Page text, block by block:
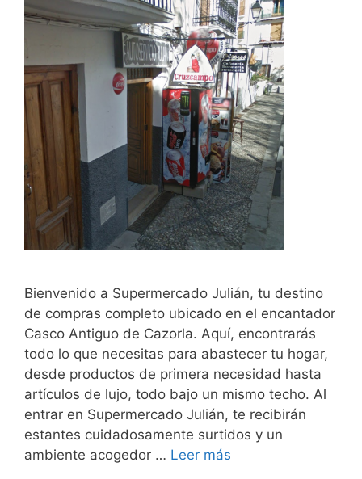
Bienvenido a Supermercado Julián, tu destino
de compras completo ubicado en el encantador
Casco Antiguo de Cazorla. Aquí, encontrarás
todo lo que necesitas para abastecer tu hogar,
desde productos de primera necesidad hasta
artículos de lujo, todo bajo un mismo techo. Al
entrar en Supermercado Julián, te recibirán
estantes cuidadosamente surtidos y un
ambiente acogedor … Leer más